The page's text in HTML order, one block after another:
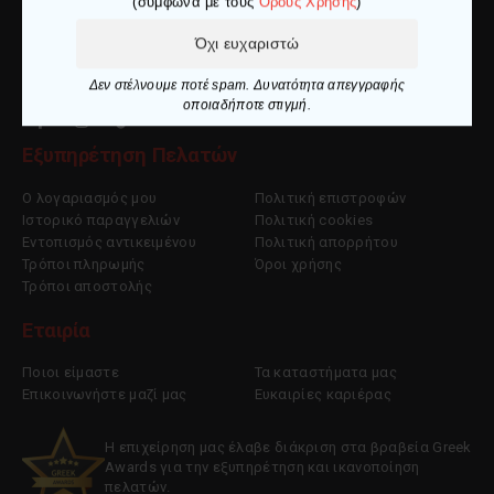
Ελ. Βενιζέλου 27 653 02, Καβάλα
info@makedoniaspor.gr
Εξυπηρέτηση Πελατών
Ο λογαριασμός μου
Ιστορικό παραγγελιών
Εντοπισμός αντικειμένου
Τρόποι πληρωμής
Τρόποι αποστολής
Πολιτική επιστροφών
Πολιτική cookies
Πολιτική απορρήτου
Όροι χρήσης
Εταιρία
Ποιοι είμαστε
Επικοινωνήστε μαζί μας
Τα καταστήματα μας
Ευκαιρίες καριέρας
Η επιχείρηση μας έλαβε διάκριση στα βραβεία Greek
Awards για την εξυπηρέτηση και ικανοποίηση
πελατών.
Όχι ευχαριστώ
Δεν στέλνουμε ποτέ spam. Δυνατότητα απεγγραφής
οποιαδήποτε στιγμή.